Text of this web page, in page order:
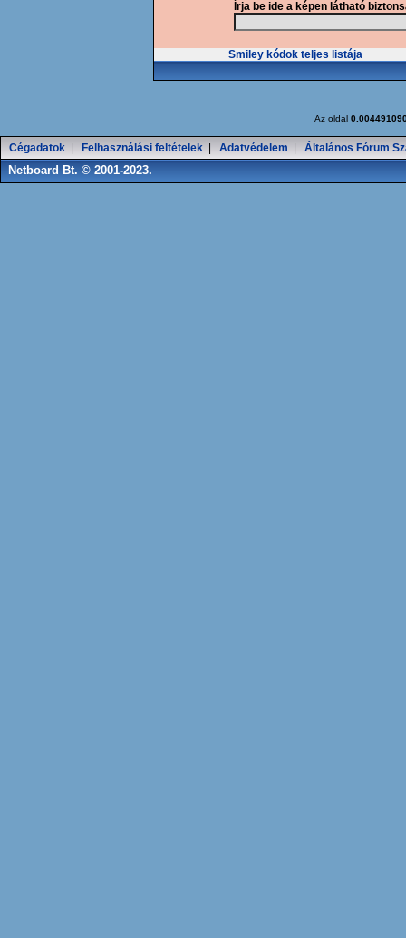
Írja be ide a képen látható
Smiley kódok teljes listája
Az oldal
Cégadatok Felhasználási feltételek Adatvédelem Általános Fórum
Netboard Bt. © 2001-2023.